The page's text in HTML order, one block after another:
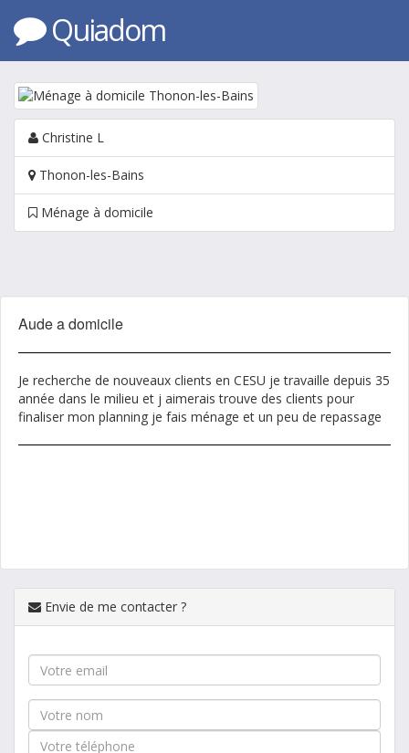
Quiadom
Christine L
Thonon-les-Bains
Ménage à domicile
Aude a domicile
Je recherche de nouveaux clients en CESU je travaille depuis 35
année dans le milieu et j aimerais trouve des clients pour
finaliser mon planning je fais ménage et un peu de repassage
Envie de me contacter ?